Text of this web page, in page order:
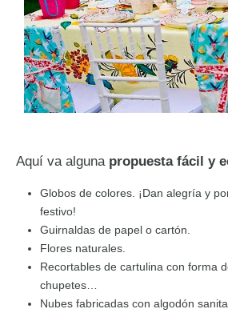
Aquí va alguna propuesta fácil y
Globos de colores. ¡Dan alegría y
festivo!
Guirnaldas de papel o cartón.
Flores naturales.
Recortables de cartulina con forma
chupetes…
Nubes fabricadas con algodón